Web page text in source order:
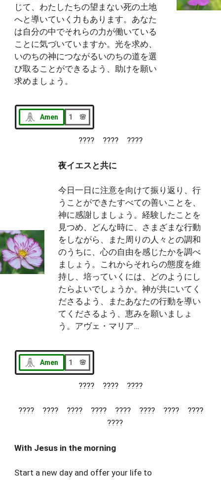
じて、わたしたちの望まない死の土地
へと導いていく力もあります。あなた
は自分の中でそれらの力が働いている
ことに気づいていますか。光を求め、
いのちの神につながるいのちの道を選
び取ることができるよう、助けを願い
求めましょう。
Amen 1 🌸
???? ???? ????
夜イエスと共に
今日一日に注意を向けて振り返り、行
うことができたすべての善いことを、
神に感謝しましょう。経験したことを
見つめ、どんな時に、さまざまな行動
をしながら、また周りの人々との調和
のうちに、心の自由を感じたかを調べ
ましょう。これからそれらの態度を維
持し、培っていくには、どのようにし
たらよいでしょうか。神が共にいてく
ださるよう、またあなたの行動を導い
てくださるよう、恵みを願いましょ
う。アヴェ・マリア…
Amen 1 🌸
???? ???? ????
???? ???? ???? ???? ???? ???? ???? ????
????
With Jesus in the morning
Start a new day and offer your life to